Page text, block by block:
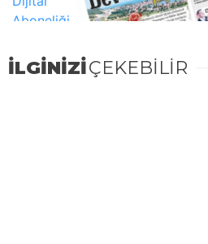
İLGİNİZİÇEKEBİLİR